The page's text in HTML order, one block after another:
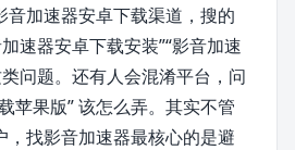
音加速器安卓下载渠道，搜的
速器安卓下载安装”“影音加速
问题。还有人会混淆平台，问
苹果版” 该怎么弄。其实不管
，找影音加速器最核心的是避